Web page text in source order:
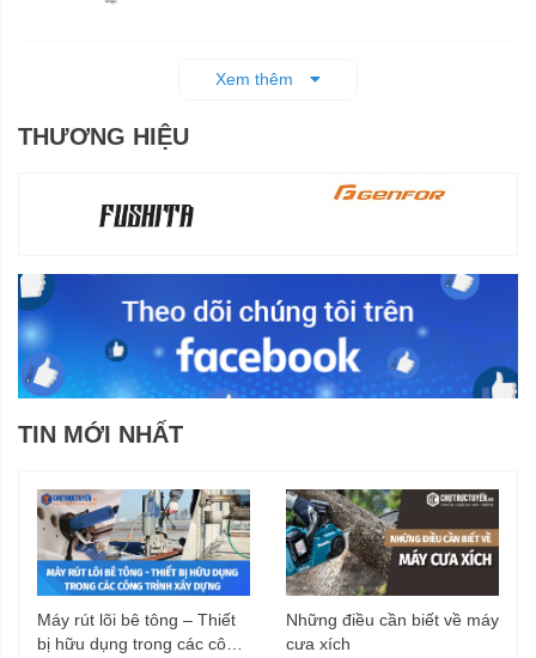
Xem thêm
THƯƠNG HIỆU
TIN MỚI NHẤT
Máy rút lõi bê tông – Thiết
bị hữu dụng trong các công
Những điều cần biết về máy
cưa xích